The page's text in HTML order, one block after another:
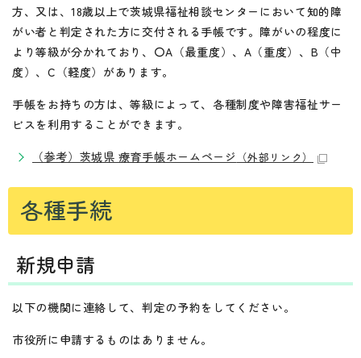
方、又は、18歳以上で茨城県福祉相談センターにおいて知的障
がい者と判定された方に交付される手帳です。障がいの程度に
より等級が分かれており、〇A（最重度）、A（重度）、B（中
度）、C（軽度）があります。
手帳をお持ちの方は、等級によって、各種制度や障害福祉サー
ビスを利用することができます。
（参考）茨城県 療育手帳ホームページ （外部リンク）
各種手続
新規申請
以下の機関に連絡して、判定の予約をしてください。
市役所に申請するものはありません。